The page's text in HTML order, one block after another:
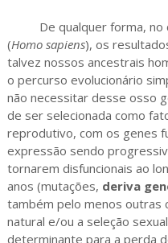
De qualquer forma, no
(Homo sapiens), os
talvez nossos ancestrais
o percurso evolucionário
não necessitar desse osso
de ser selecionada como
reprodutivo, com os genes
expressão sendo
tornarem disfuncionais ao
anos (mutações, deriva
também pelo menos outras
natural e/ou a seleção
determinante para a perda